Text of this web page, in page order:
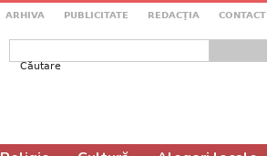
ARHIVA PUBLICITATE REDACŢIA CONTACT
Formular de căutare